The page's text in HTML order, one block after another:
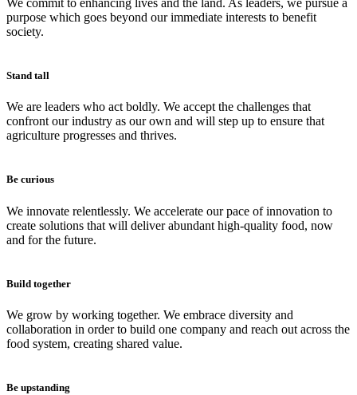
purpose which goes beyond our immediate interests to benefit
society.
Stand tall
We are leaders who act boldly. We accept the challenges that
confront our industry as our own and will step up to ensure that
agriculture progresses and thrives.
Be curious
We innovate relentlessly. We accelerate our pace of innovation to
create solutions that will deliver abundant high-quality food, now
and for the future.
Build together
We grow by working together. We embrace diversity and
collaboration in order to build one company and reach out across the
food system, creating shared value.
Be upstanding